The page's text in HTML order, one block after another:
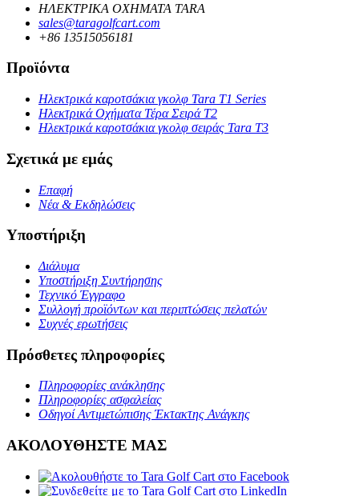
ΗΛΕΚΤΡΙΚΑ ΟΧΗΜΑΤΑ TARA
sales@taragolfcart.com
+86 13515056181
Προϊόντα
Ηλεκτρικά καροτσάκια γκολφ Tara T1 Series
Ηλεκτρικά Οχήματα Τέρα Σειρά T2
Ηλεκτρικά καροτσάκια γκολφ σειράς Tara T3
Σχετικά με εμάς
Επαφή
Νέα & Εκδηλώσεις
Υποστήριξη
Διάλυμα
Υποστήριξη Συντήρησης
Τεχνικό Έγγραφο
Συλλογή προϊόντων και περιπτώσεις πελατών
Συχνές ερωτήσεις
Πρόσθετες πληροφορίες
Πληροφορίες ανάκλησης
Πληροφορίες ασφαλείας
Οδηγοί Αντιμετώπισης Έκτακτης Ανάγκης
ΑΚΟΛΟΥΘΗΣΤΕ ΜΑΣ